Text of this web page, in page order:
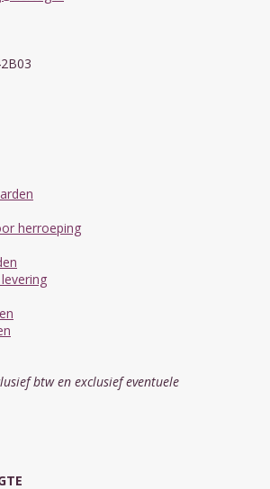
herroeping
btw en exclusief eventuele